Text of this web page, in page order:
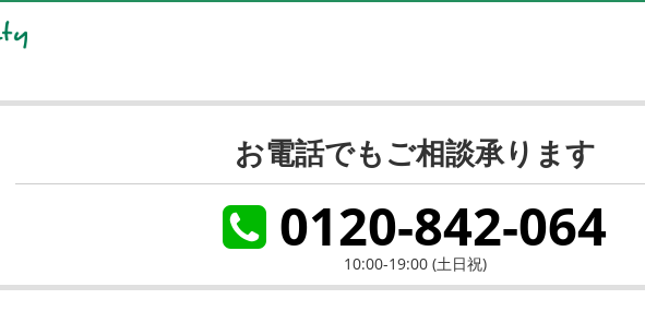
お電話でもご相談承ります
0120-842-064
10:00-19:00 (土日祝)